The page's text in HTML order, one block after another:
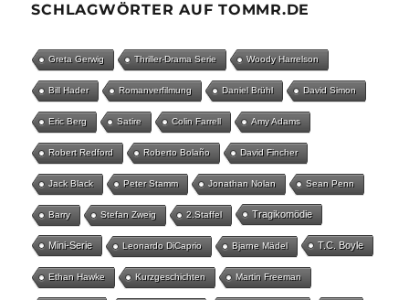
SCHLAGWÖRTER AUF TOMMR.DE
Greta Gerwig Thriller-Drama Serie Woody Harrelson
Bill Hader Romanverfilmung Daniel Brühl David Simon
Eric Berg Satire Colin Farrell Amy Adams
Robert Redford Roberto Bolaño David Fincher
Jack Black Peter Stamm Jonathan Nolan Sean Penn
Barry Stefan Zweig 2.Staffel Tragikomödie
Mini-Serie Leonardo DiCaprio Bjarne Mädel T.C. Boyle
Ethan Hawke Kurzgeschichten Martin Freeman